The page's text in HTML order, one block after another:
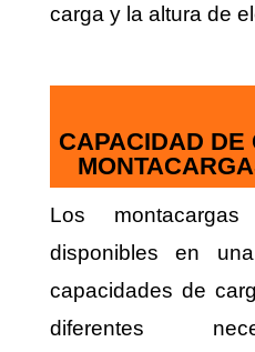
carga y la altura de
CAPACIDAD DE
Los
disponibles en
capacidades de
diferentes